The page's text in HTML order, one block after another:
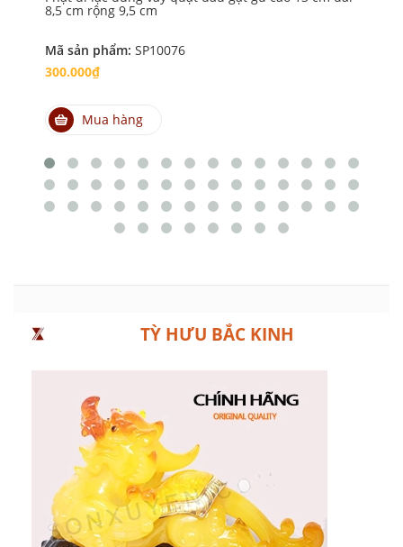
8,5 cm rộng 9,5 cm
Mã sản phẩm: SP10076
300.000₫
Mua hàng
TỲ HƯU BẮC KINH